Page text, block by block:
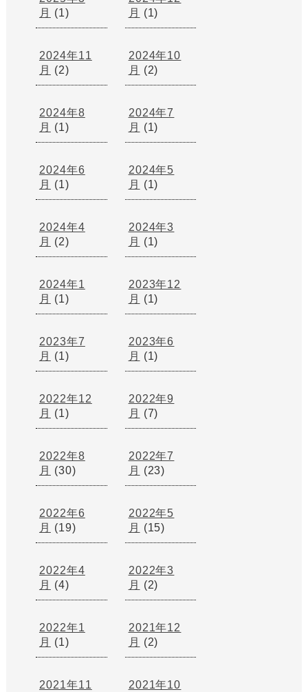
月
(1)
月
(1)
2024年11
月
(2)
2024年10
月
(2)
2024年8
月
(1)
2024年7
月
(1)
2024年6
月
(1)
2024年5
月
(1)
2024年4
月
(2)
2024年3
月
(1)
2024年1
月
(1)
2023年12
月
(1)
2023年7
月
(1)
2023年6
月
(1)
2022年12
月
(1)
2022年9
月
(7)
2022年8
月
(30)
2022年7
月
(23)
2022年6
月
(19)
2022年5
月
(15)
2022年4
月
(4)
2022年3
月
(2)
2022年1
月
(1)
2021年12
月
(2)
2021年11
2021年10